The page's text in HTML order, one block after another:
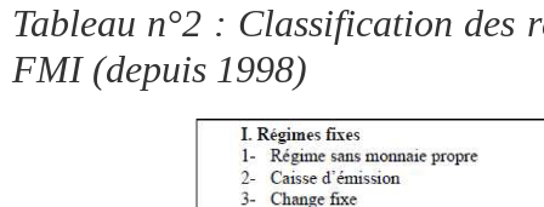
Tableau n°2 : Classification des
FMI (depuis 1998)